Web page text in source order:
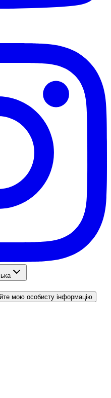
мою особисту інформацію